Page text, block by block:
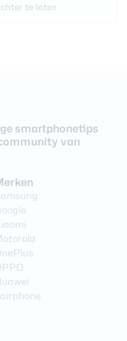
te laten
smartphonetips
van